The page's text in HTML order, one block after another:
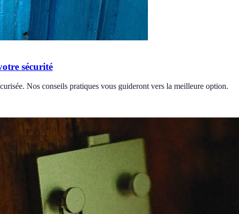
sécurité
Nos conseils pratiques vous guideront vers la meilleure option.